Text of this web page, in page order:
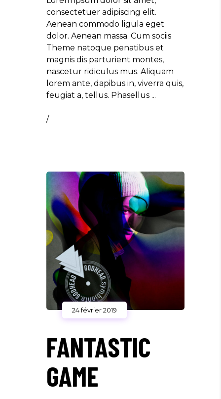
consectetuer adipiscing elit.
Aenean commodo ligula eget
dolor. Aenean massa. Cum sociis
Theme natoque penatibus et
magnis dis parturient montes,
nascetur ridiculus mus. Aliquam
lorem ante, dapibus in, viverra quis,
feugiat a, tellus. Phasellus
/
24 février 2019
FANTASTIC
GAME